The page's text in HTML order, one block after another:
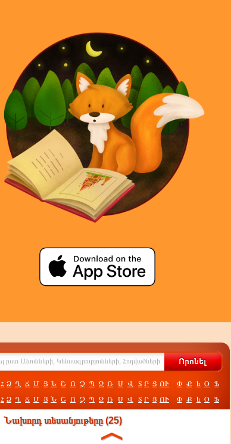
Հ Ձ Ղ Ճ Մ Յ Ն Շ Ո Չ Պ Ջ Ռ Ս Վ Տ Ր Ց ՈՒ Փ Ք և Օ Ֆ
Հ Ձ Ղ Ճ Մ Յ Ն Շ Ո Չ Պ Ջ Ռ Ս Վ Տ Ր Ց ՈՒ Փ Ք և Օ Ֆ
Նախորդ տեսանյութերը (25)